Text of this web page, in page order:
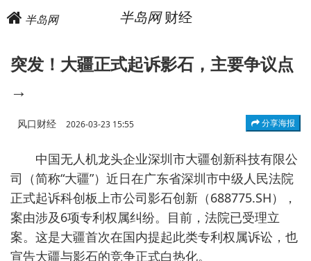
半岛网 半岛网财经
突发！大疆正式起诉影石，主要争议点
→
风口财经 2026-03-23 15:55 分享海报
中国无人机龙头企业深圳市大疆创新科技有限公
司（简称“大疆”）近日在广东省深圳市中级人民法院
正式起诉科创板上市公司影石创新（688775.SH），
案由涉及6项专利权属纠纷。目前，法院已受理立
案。这是大疆首次在国内提起此类专利权属诉讼，也
宣告大疆与影石的竞争正式白热化。